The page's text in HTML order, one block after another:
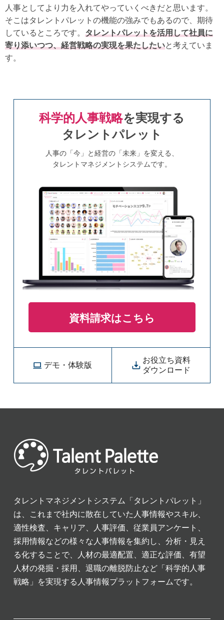
人事としてより力を入れてやっていくべきだと思います。
そこはタレントパレットの機能の強みでもあるので、期待
しているところです。 タレントパレットを活用して社員に
寄り添いつつ、経営戦略の実現を果たしたいと考えていま
す。
資料請求はこちら
科学的人事戦略を実現する
タレントパレット
人事の「今」と経営の「未来」を変える、
タレントマネジメントシステムです。
デモ・体験版
お役立ち資料
ダウンロード
タレントマネジメントシステム「タレントパレット」
は、これまで社内に散在していた人事情報やスキル、
適性検査、キャリア、人事評価、従業員アンケート、
採用情報などの様々な人事情報を集約し、分析・見え
る化することで、人材の最適配置、適正な評価、有望
人材の発掘・採用、退職の離脱防止など「科学的人事
戦略」を実現する人事情報プラットフォームです。